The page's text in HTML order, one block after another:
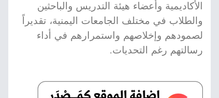
الأكاديمية وأعضاء هيئة التدريس والباحثين
والطلاب في مختلف الجامعات اليمنية، تقديراً
لصمودهم وإخلاصهم واستمرارهم في أداء
رسالتهم رغم التحديات.